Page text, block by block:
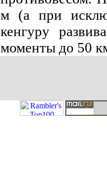
м (а при
кенгуру
моменты до 50